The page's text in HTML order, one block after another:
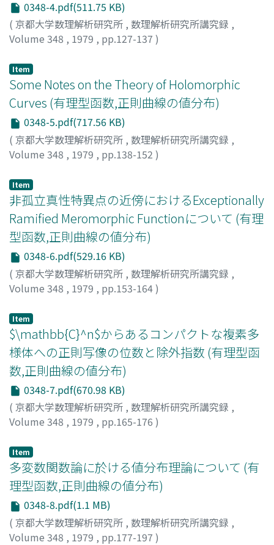
0348-4.pdf(511.75 KB)
( 京都大学数理解析研究所 , 数理解析研究所講究録 ,
Volume 348 , 1979 , pp.127-137 )
Item
Some Notes on the Theory of Holomorphic
Curves (有理型函数,正則曲線の値分布)
0348-5.pdf(717.56 KB)
( 京都大学数理解析研究所 , 数理解析研究所講究録 ,
Volume 348 , 1979 , pp.138-152 )
JUNJI
Item
非孤立真性特異点の近傍におけるExceptionally
Ramified Meromorphic Functionについて (有理
型函数,正則曲線の値分布)
0348-6.pdf(529.16 KB)
( 京都大学数理解析研究所 , 数理解析研究所講究録 ,
Volume 348 , 1979 , pp.153-164)
Item
$\mathbb{C}^n$からあるコンパクトな複素多
様体への正則写像の位数と除外指数 (有理型函
数,正則曲線の値分布)
0348-7.pdf(670.98 KB)
( 京都大学数理解析研究所 , 数理解析研究所講究録 ,
Volume 348 , 1979 , pp.165-176 )
Item
多変数関数論に於ける値分布理論について (有
理型函数,正則曲線の値分布)
0348-8.pdf(1.1 MB)
( 京都大学数理解析研究所 , 数理解析研究所講究録 ,
Volume 348 , 1979 , pp.177-197 )